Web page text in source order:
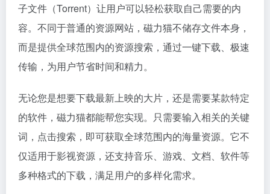
子文件（Torrent）让用户可以轻松获取自己需要的内
容。不同于普通的资源网站，磁力猫不储存文件本身，
而是提供全球范围内的资源搜索，通过一键下载、极速
传输，为用户节省时间和精力。
无论您是想要下载最新上映的大片，还是需要某款特定
的软件，磁力猫都能帮您实现。只需要输入相关的关键
词，点击搜索，即可获取全球范围内的海量资源。它不
仅适用于影视资源，还支持音乐、游戏、文档、软件等
多种格式的下载，满足用户的多样化需求。